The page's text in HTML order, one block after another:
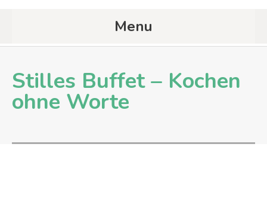
Menu
Stilles Buffet – Kochen
ohne Worte